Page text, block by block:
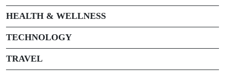
HEALTH & WELLNESS
TECHNOLOGY
TRAVEL